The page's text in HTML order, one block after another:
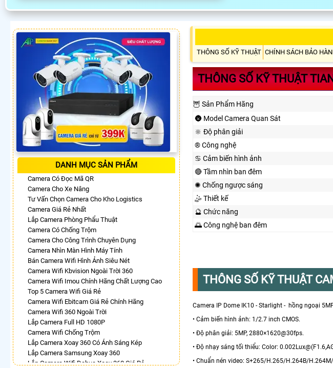
DANH MỤC SẢN PHẨM
Camera Có Đọc Mã QR
Camera Cho Xe Nâng
Tư Vấn Chọn Camera Cho Kho Logistics
Camera Giá Rẻ Nhất
Lắp Camera Phòng Phẩu Thuật
Camera Có Chống Trộm
Camera Cho Công Trình Chuyên Dụng
Camera Nhìn Màn Hình Máy Tính
Bán Camera Wifi Hình Ảnh Siêu Nét
Camera Wifi Kbvision Ngoài Trời 360
Camera Wifi Imou Chính Hãng Chất Lượng Cao
Top 5 Camera Wifi Giá Rẻ
Camera Wifi Ebitcam Giá Rẻ Chính Hãng
Camera Wifi 360 Ngoài Trời
Lắp Camera Full HD 1080P
Camera Wifi Chống Trộm
Lắp Camera Xoay 360 Có Ánh Sáng Kép
Lắp Camera Samsung Xoay 360
Lắp Camera Wifi Dahua Xoay 360 Giá Rẻ
THÔNG SỐ KỸ THUẬT CHÍNH SÁCH BẢO
THÔNG SỐ KỸ THUẬT
🦉 Sản Phẩm Hãng
🌚 Model Camera Quan Sát
🔆 Độ phân giải
®️ Công nghệ
♋ Cảm biến hình ảnh
🔴 Tầm nhìn ban đêm
✺ Chống ngược sáng
🤹 Thiết kế
🔮 Chức năng
🌅 Công nghệ ban đêm
THÔNG SỐ KỸ THUẬT
Camera IP Dome IK10 - Starlight - hồng ngoại
• Cảm biến hình ảnh: 1/2.7 inch CMOS.
• Độ phân giải: 5MP, 2880×1620@30fps.
• Độ nhạy sáng tối thiểu: Color:
• Chuẩn nén video: S+265/H.265/H.264B/